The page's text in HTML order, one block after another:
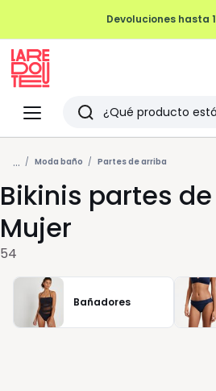
REMATE FINAL
Menu
Redoute
Buscar
Últimos
artículos
vistos
... Moda baño Partes de arriba
Bikinis partes
Mujer
54
Bañadores